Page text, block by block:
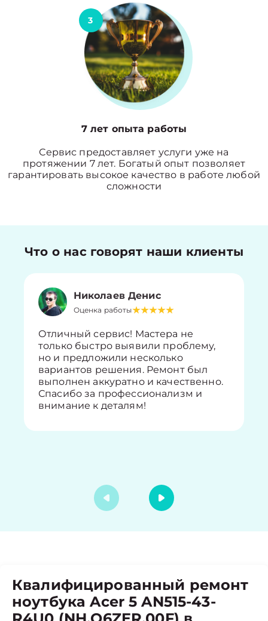
3
7 лет опыта работы
Сервис предоставляет услуги уже на
протяжении 7 лет. Богатый опыт позволяет
гарантировать высокое качество в работе любой
сложности
Что о нас говорят наши клиенты
Николаев Денис
Оценка работы
Отличный сервис! Мастера не
только быстро выявили проблему,
но и предложили несколько
вариантов решения. Ремонт был
выполнен аккуратно и качественно.
Спасибо за профессионализм и
внимание к деталям!
Квалифицированный ремонт
ноутбука Acer 5 AN515-43-